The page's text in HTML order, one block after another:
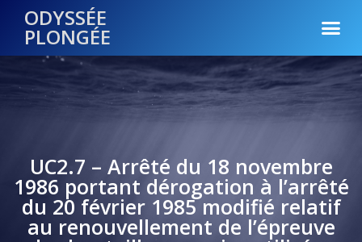
ODYSSÉE
PLONGÉE
UC2.7 – Arrêté du 18 novembre
1986 portant dérogation à l’arrêté
du 20 février 1985 modifié relatif
au renouvellement de l’épreuve